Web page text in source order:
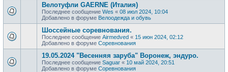
Велотуфли GAERNE (Италия)
Последнее сообщение Wes « 08 июл 2024, 10:04
Добавлено в форуме Велоодежда и обувь
Шоссейные соревнования.
Последнее сообщение Airmedved « 15 июн 2024, 02:12
Добавлено в форуме Соревнования
19.05.2024 "Весенняя заруба" Воронеж, эндуро.
Последнее сообщение Saguar « 10 май 2024, 20:51
Добавлено в форуме Соревнования